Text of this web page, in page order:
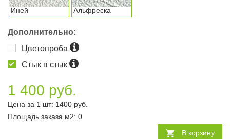
Иней Альфреска
Дополнительно:
Цветопроба
Стык в стык
1 400 руб.
Цена за 1 шт: 1400 руб.
Площадь заказа м2: 0
В корзину